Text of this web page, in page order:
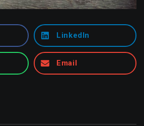
LinkedIn
Email